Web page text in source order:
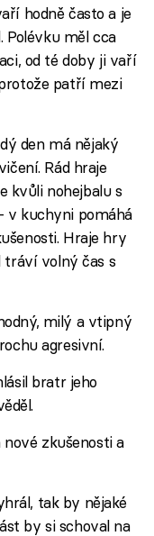
hodně často a je
Polévku měl cca
od té doby ji vaří
patří mezi
den má nějaký
Rád hraje
kvůli nohejbalu s
v kuchyni pomáhá
Hraje hry
tráví volný čas s
milý a vtipný
agresivní.
bratr jeho
nové zkušenosti a
tak by nějaké
by si schoval na